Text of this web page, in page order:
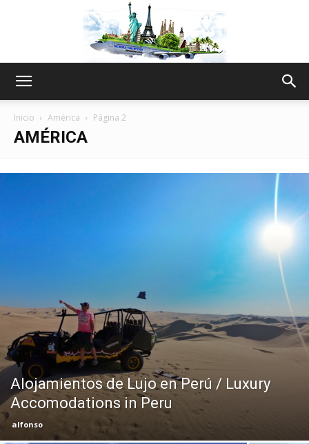
Eyes
Inicio América Página 2
AMÉRICA
Alojamientos de Lujo en Perú / Luxury
Accomodations in Peru
alfonso